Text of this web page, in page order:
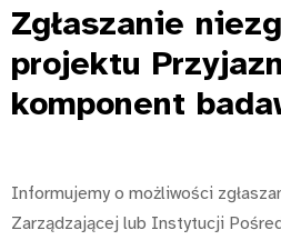
Zgłaszanie
projektu
komponent
Informujemy o możliwości
Zarządzającej lub Instytucji